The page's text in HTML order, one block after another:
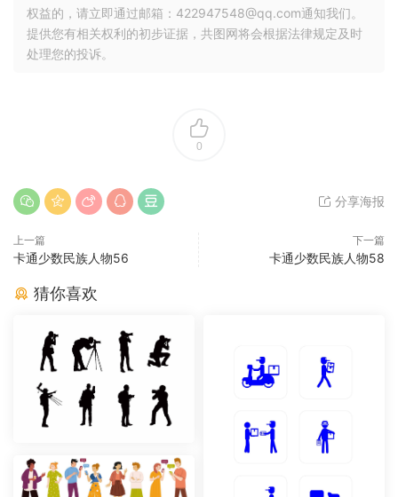
权益的，请立即通过邮箱：422947548@qq.com通知我们。
提供您有相关权利的初步证据，共图网将会根据法律规定及时
处理您的投诉。
0
分享海报
上一篇
卡通少数民族人物56
下一篇
卡通少数民族人物58
猜你喜欢